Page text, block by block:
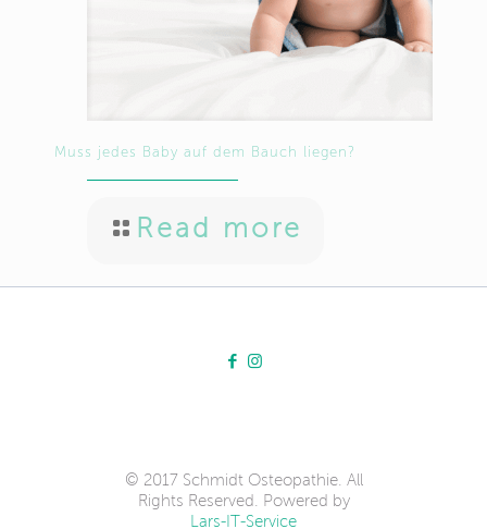
Muss jedes Baby auf dem Bauch liegen?
Read more
© 2017 Schmidt Osteopathie. All
Rights Reserved. Powered by
Lars-IT-Service
Kundenbewertungen und
ProvenExpert.com